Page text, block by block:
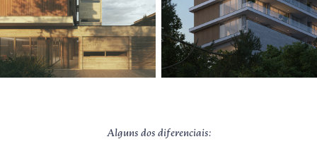
Alguns dos diferenciais: